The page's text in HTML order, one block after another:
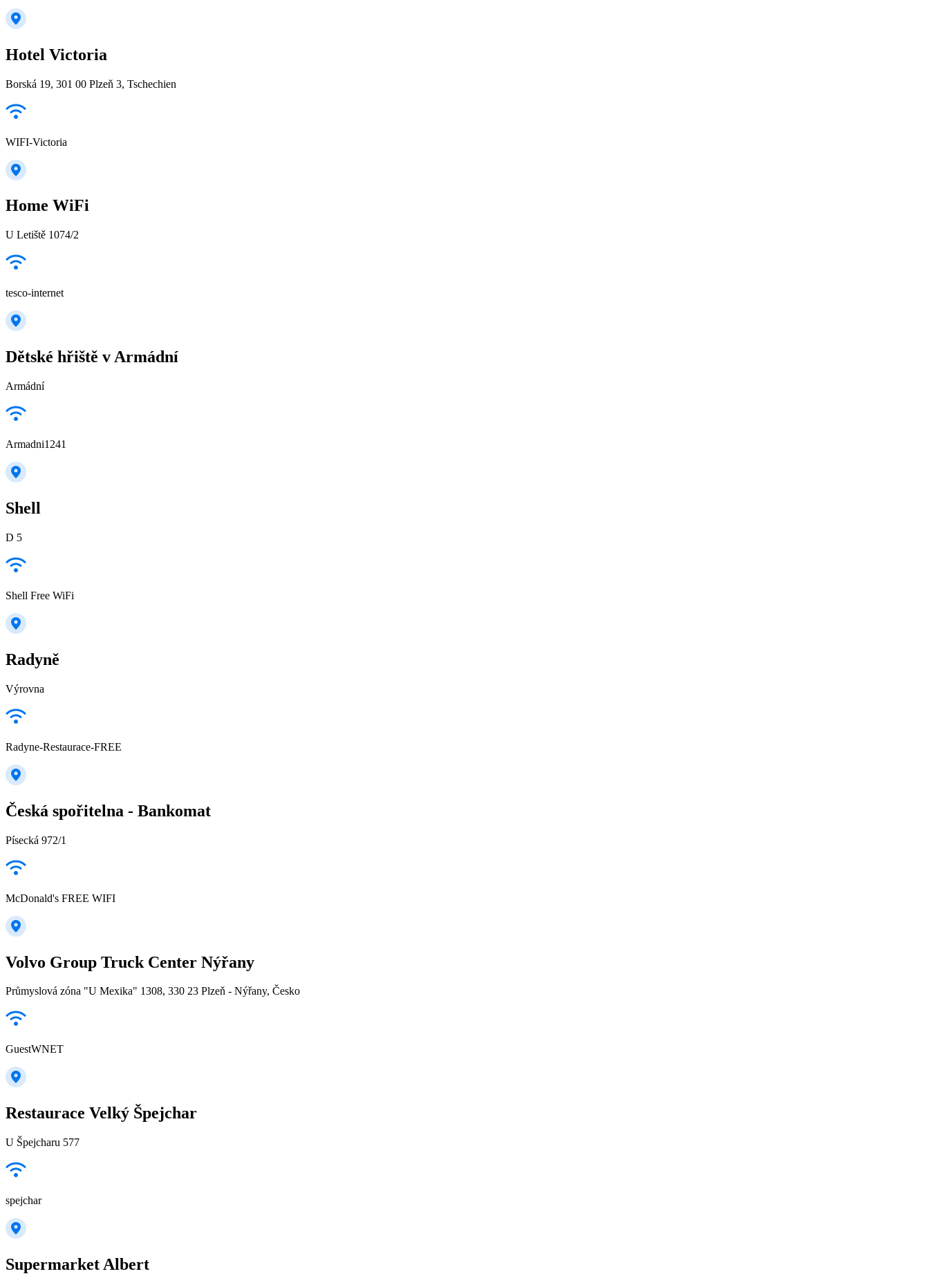
Hotel Victoria
Borská 19, 301 00 Plzeň 3, Tschechien
WIFI-Victoria
Home WiFi
U Letiště 1074/2
tesco-internet
Dětské hřiště v Armádní
Armádní
Armadni1241
Shell
D 5
Shell Free WiFi
Radyně
Výrovna
Radyne-Restaurace-FREE
Česká spořitelna - Bankomat
Písecká 972/1
McDonald's FREE WIFI
Volvo Group Truck Center Nýřany
Průmyslová zóna "U Mexika" 1308, 330 23 Plzeň - Nýřany, Česko
GuestWNET
Restaurace Velký Špejchar
U Špejcharu 577
spejchar
Supermarket Albert